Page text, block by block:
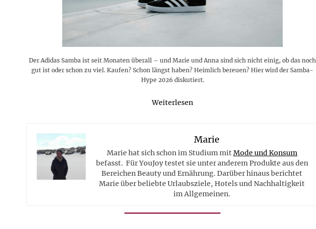
Der Adidas Samba ist seit Monaten überall – und Marie und Anna sind sich nicht einig, ob das noch
gut ist oder schon zu viel. Kaufen? Schon längst haben? Heimlich bereuen? Hier wird der Samba-
Hype 2026 diskutiert.
Weiterlesen
Marie
Marie hat sich schon im Studium mitMode und Konsum
befasst. Für YouJoy testet sie unter anderem Produkte aus den
Bereichen Beauty und Ernährung. Darüber hinaus berichtet
Marie über beliebte Urlaubsziele, Hotels und Nachhaltigkeit
im Allgemeinen.